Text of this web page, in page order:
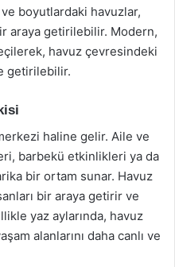
boyutlardaki havuzlar,
araya getirilebilir. Modern,
havuz çevresindeki
getirilebilir.
haline gelir. Aile ve
barbekü etkinlikleri ya da
bir ortam sunar. Havuz
bir araya getirir ve
yaz aylarında, havuz
alanlarını daha canlı ve